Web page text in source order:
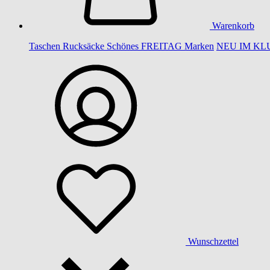
Warenkorb
Taschen Rucksäcke Schönes FREITAG Marken NEU IM
Wunschzettel